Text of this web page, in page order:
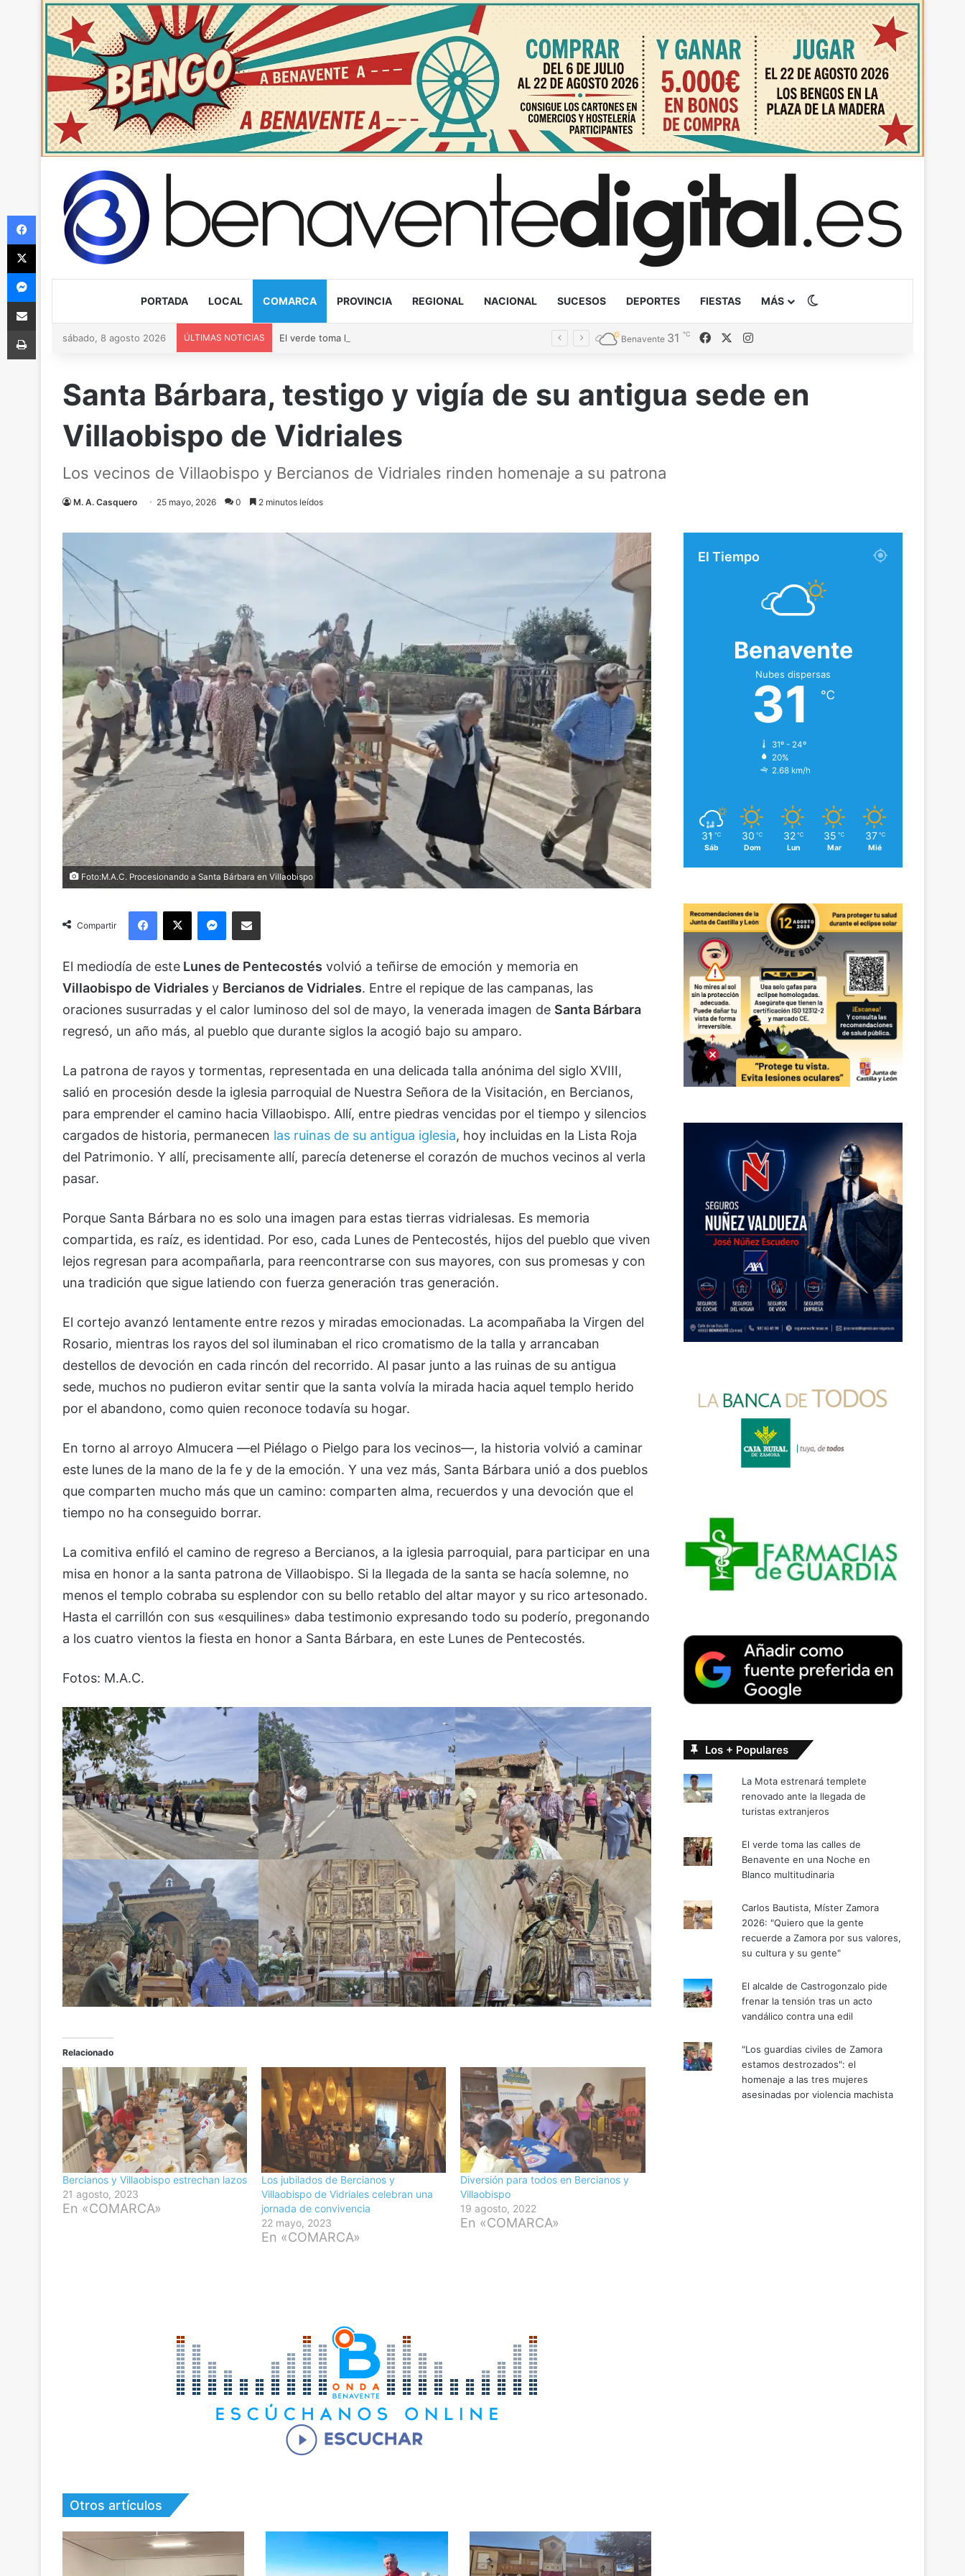
PORTADA LOCAL COMARCA PROVINCIA REGIONAL NACIONAL SUCESOS DEPORTES FIESTAS MÁS
sábado, 8 agosto 2026 ÚLTIMAS NOTICIAS Benavente 31 ℃ FacebookInstagram
Santa Bárbara, testigo y vigía de su antigua sede en
Villaobispo de Vidriales
Los vecinos de Villaobispo y Bercianos de Vidriales rinden homenaje a su patrona
M. A. Casquero 25 mayo, 2026 0 2 minutos leídos
Foto:M.A.C. Procesionando a Santa Bárbara en Villaobispo
Compartir
Facebook
X Messenger
Compartir via Email
El mediodía de este Lunes de Pentecostés volvió a teñirse de emoción y memoria en
Villaobispo de Vidriales y Bercianos de Vidriales. Entre el repique de las campanas, las
oraciones susurradas y el calor luminoso del sol de mayo, la venerada imagen de Santa Bárbara
regresó, un año más, al pueblo que durante siglos la acogió bajo su amparo.
La patrona de rayos y tormentas, representada en una delicada talla anónima del siglo XVIII,
salió en procesión desde la iglesia parroquial de Nuestra Señora de la Visitación, en Bercianos,
para emprender el camino hacia Villaobispo. Allí, entre piedras vencidas por el tiempo y silencios
cargados de historia, permanecen las ruinas de su antigua iglesia, hoy incluidas en la Lista Roja
del Patrimonio. Y allí, precisamente allí, parecía detenerse el corazón de muchos vecinos al verla
pasar.
Porque Santa Bárbara no es solo una imagen para estas tierras vidrialesas. Es memoria
compartida, es raíz, es identidad. Por eso, cada Lunes de Pentecostés, hijos del pueblo que viven
lejos regresan para acompañarla, para reencontrarse con sus mayores, con sus promesas y con
una tradición que sigue latiendo con fuerza generación tras generación.
El cortejo avanzó lentamente entre rezos y miradas emocionadas. La acompañaba la Virgen del
Rosario, mientras los rayos del sol iluminaban el rico cromatismo de la talla y arrancaban
destellos de devoción en cada rincón del recorrido. Al pasar junto a las ruinas de su antigua
sede, muchos no pudieron evitar sentir que la santa volvía la mirada hacia aquel templo herido
por el abandono, como quien reconoce todavía su hogar.
En torno al arroyo Almucera —el Piélago o Pielgo para los vecinos—, la historia volvió a caminar
este lunes de la mano de la fe y de la emoción. Y una vez más, Santa Bárbara unió a dos pueblos
que comparten mucho más que un camino: comparten alma, recuerdos y una devoción que el
tiempo no ha conseguido borrar.
La comitiva enfiló el camino de regreso a Bercianos, a la iglesia parroquial, para participar en una
misa en honor a la santa patrona de Villaobispo. Si la llegada de la santa se hacía solemne, no
menos el templo cobraba su esplendor con su bello retablo del altar mayor y su rico artesonado.
Hasta el carrillón con sus «esquilines» daba testimonio expresando todo su poderío, pregonando
a los cuatro vientos la fiesta en honor a Santa Bárbara, en este Lunes de Pentecostés.
Fotos: M.A.C.
Relacionado
Bercianos y Villaobispo estrechan lazos
21 agosto, 2023
En «COMARCA»
Los jubilados de Bercianos y
Villaobispo de Vidriales celebran una
jornada de convivencia
22 mayo, 2023
En «COMARCA»
Diversión para todos en Bercianos y
Villaobispo
19 agosto, 2022
En «COMARCA»
Otros artículos
El Tiempo
Benavente
Nubes dispersas
31 ℃
31º - 24º
20%
2.68 km/h
31 ℃
Sáb
30 ℃
Dom
32 ℃
Lun
35 ℃
Mar
37 ℃
Mié
Los + Populares
La Mota estrenará templete
renovado ante la llegada de
turistas extranjeros
El verde toma las calles de
Benavente en una Noche en
Blanco multitudinaria
Carlos Bautista, Míster Zamora
2026: "Quiero que la gente
recuerde a Zamora por sus valores,
su cultura y su gente"
El alcalde de Castrogonzalo pide
frenar la tensión tras un acto
vandálico contra una edil
"Los guardias civiles de Zamora
estamos destrozados": el
homenaje a las tres mujeres
asesinadas por violencia machista
Facebook
X
Messenger
Compartir via Email